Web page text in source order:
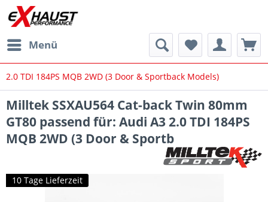
Menü
2.0 TDI 184PS MQB 2WD (3 Door & Sportback Models)
Milltek SSXAU564 Cat-back Twin 80mm
GT80 passend für: Audi A3 2.0 TDI 184PS
MQB 2WD (3 Door & Sportb
10 Tage Lieferzeit